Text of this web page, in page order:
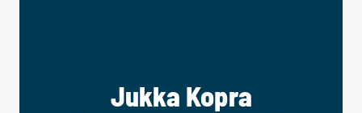
Jukka Kopra